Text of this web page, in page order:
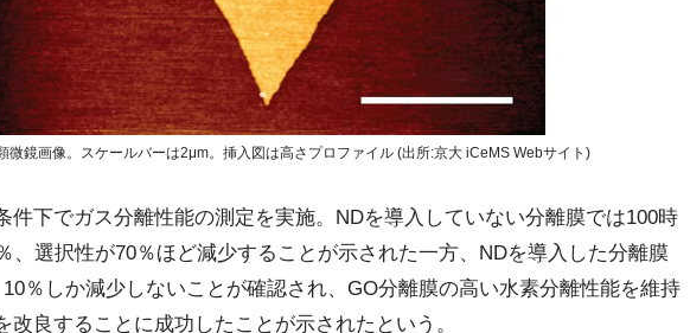
微鏡画像。スケールバーは2μm。挿入図は高さプロファイル (出所:京大 iCeMS Webサイト)
件下でガス分離性能の測定を実施。NDを導入していない分離膜では100時
、選択性が70％ほど減少することが示された一方、NDを導入した分離膜
％しか減少しないことが確認され、GO分離膜の高い水素分離性能を維持
改良することに成功したことが示されたという。